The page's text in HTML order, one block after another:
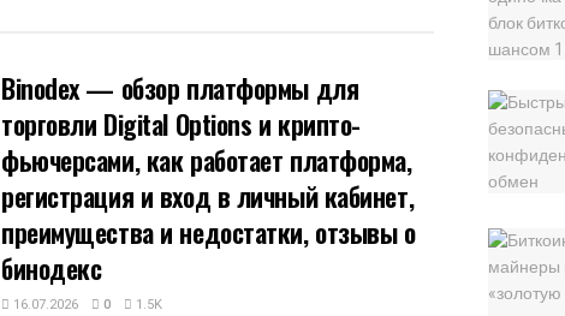
Binodex — обзор платформы для
торговли Digital Options и крипто-
фьючерсами, как работает платформа,
регистрация и вход в личный кабинет,
преимущества и недостатки, отзывы о
бинодекс
16.07.2026 0 1.5K